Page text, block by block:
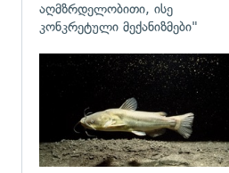
აღმზრდელობითი, ისე
კონკრეტული მექანიზმები"